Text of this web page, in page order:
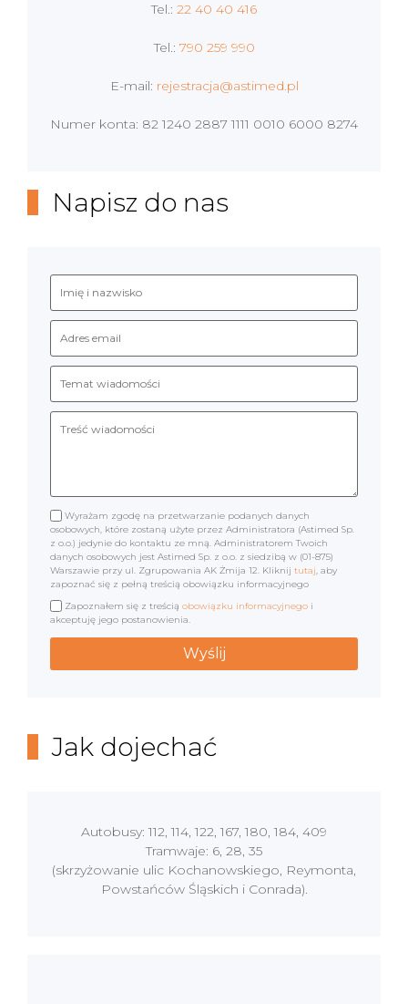
Tel.: 22 40 40 416
Tel.: 790 259 990
E-mail: rejestracja@astimed.pl
Numer konta: 82 1240 2887 1111 0010 6000 8274
Napisz do nas
Wyrażam zgodę na przetwarzanie podanych danych
osobowych, które zostaną użyte przez Administratora (Astimed Sp.
z o.o.) jedynie do kontaktu ze mną. Administratorem Twoich
danych osobowych jest Astimed Sp. z o.o. z siedzibą w (01-875)
Warszawie przy ul. Zgrupowania AK Żmija 12. Kliknij tutaj, aby
zapoznać się z pełną treścią obowiązku informacyjnego
Zapoznałem się z treścią obowiązku informacyjnego i
akceptuję jego postanowienia.
Jak dojechać
Autobusy: 112, 114, 122, 167, 180, 184, 409
Tramwaje: 6, 28, 35
(skrzyżowanie ulic Kochanowskiego, Reymonta,
Powstańców Śląskich i Conrada).